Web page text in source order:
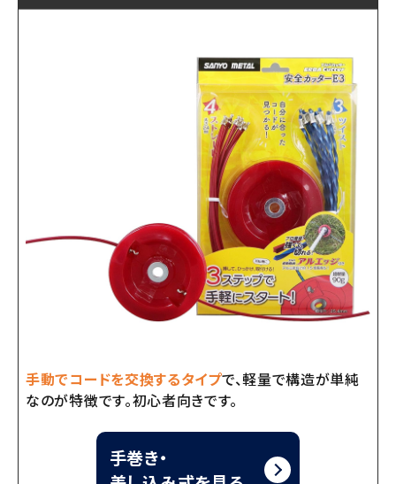
手動でコードを交換するタイプで、軽量で構造が単純
なのが特徴です。初心者向きです。
手巻き・